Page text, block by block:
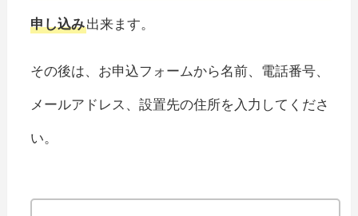
申し込み出来ます。
その後は、お申込フォームから名前、電話番号、
メールアドレス、設置先の住所を入力してくださ
い。